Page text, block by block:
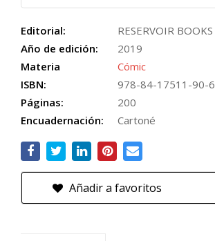
Editorial:
RESERVOIR BOOKS
Año de edición:
2019
Materia
Cómic
ISBN:
978-84-17511-90-6
Páginas:
200
Encuadernación:
Cartoné
Añadir a favoritos